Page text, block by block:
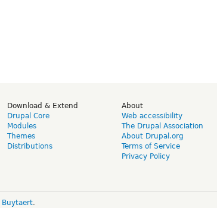
Download & Extend
Drupal Core
Modules
Themes
Distributions
About
Web accessibility
The Drupal Association
About Drupal.org
Terms of Service
Privacy Policy
Buytaert.